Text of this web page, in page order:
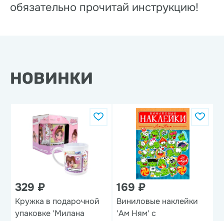
обязательно прочитай инструкцию!
НОВИНКИ
329 ₽
Кружка в подарочной
упаковке 'Милана
169 ₽
Виниловые наклейки
'Ам Ням' с